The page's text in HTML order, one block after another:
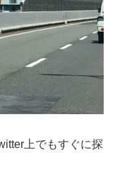
上でもすぐに探